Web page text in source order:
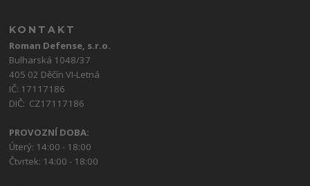
KONTAKT
Roman Defense, s.r.o.
Bulharská 1048/37
405 02 Děčín VI-Letná
IČ: 17117186
DIČ: CZ17117186
PROVOZNÍ DOBA:
Úterý: 14:00 - 18:00
Čtvrtek: 14:00 - 18:00